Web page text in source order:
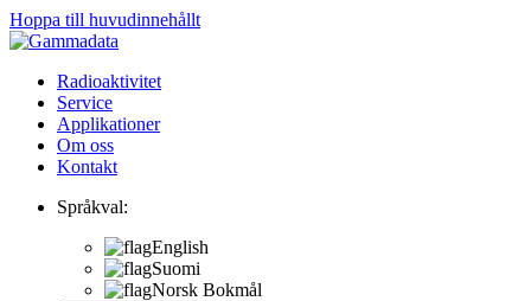
Hoppa till huvudinnehållt
Radioaktivitet
Service
Applikationer
Om oss
Kontakt
Språkval:
English
Suomi
Norsk Bokmål